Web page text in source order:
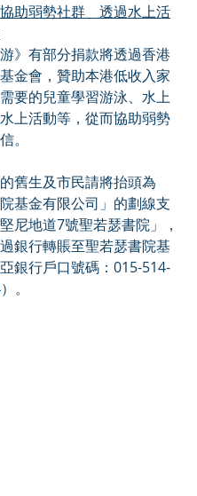
助弱勢社群　透過水上活
游》有部分捐款將透過香港
金會，贊助本港低收入家
要的兒童學習游泳、水上
上活動等，從而協助弱勢
。
舊生及市民請將抬頭為
院基金有限公司」的劃線支
尼地道7號聖若瑟書院」，
銀行轉賬至聖若瑟書院基
銀行戶口號碼：015-514-
。